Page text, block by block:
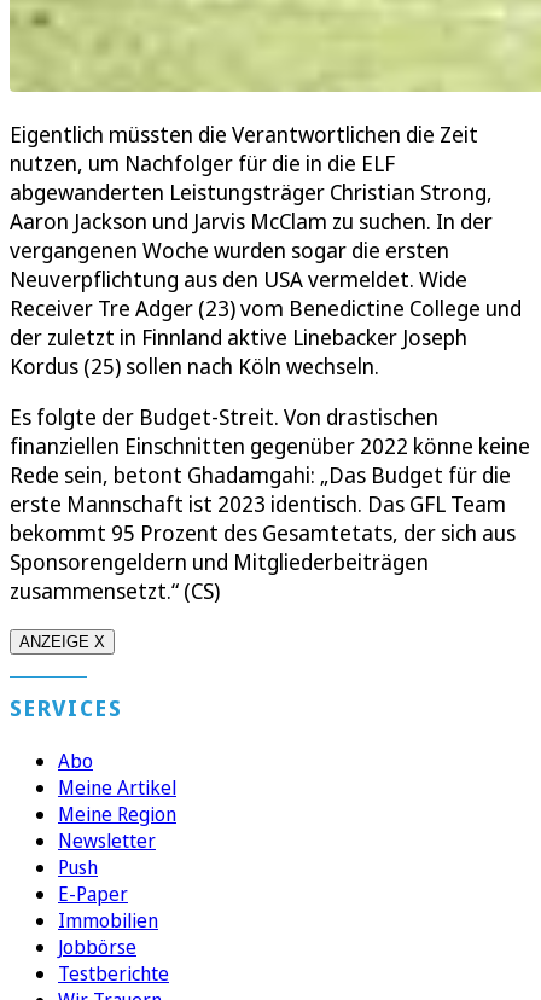
Eigentlich müssten die Verantwortlichen die Zeit
nutzen, um Nachfolger für die in die ELF
abgewanderten Leistungsträger Christian Strong,
Aaron Jackson und Jarvis McClam zu suchen. In der
vergangenen Woche wurden sogar die ersten
Neuverpflichtung aus den USA vermeldet. Wide
Receiver Tre Adger (23) vom Benedictine College und
der zuletzt in Finnland aktive Linebacker Joseph
Kordus (25) sollen nach Köln wechseln.
Es folgte der Budget-Streit. Von drastischen
finanziellen Einschnitten gegenüber 2022 könne keine
Rede sein, betont Ghadamgahi: „Das Budget für die
erste Mannschaft ist 2023 identisch. Das GFL Team
bekommt 95 Prozent des Gesamtetats, der sich aus
Sponsorengeldern und Mitgliederbeiträgen
zusammensetzt.“ (CS)
ANZEIGE X
SERVICES
Abo
Meine Artikel
Meine Region
Newsletter
Push
E-Paper
Immobilien
Jobbörse
Testberichte